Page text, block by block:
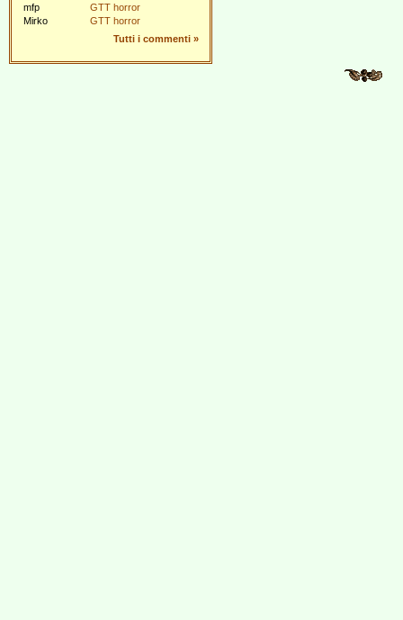
mfp
GTT horror
Mirko
GTT horror
Tutti i commenti »